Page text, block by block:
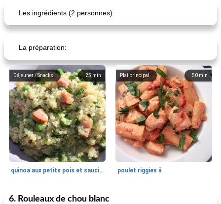
Les ingrédients (2 personnes):
La préparation:
25 min
Déjeuner / Snacks
quinoa aux petits pois et saucisses
50 min
Plat principal
poulet riggies ii
85min
Pain
6. Rouleaux de chou blanc